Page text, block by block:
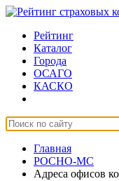
Рейтинг
Каталог
Города
ОСАГО
КАСКО
Главная
РОСНО-МС
Адреса офисов